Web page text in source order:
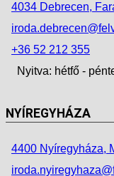
4034 Debrecen,
+36 52 212 355
Nyitva: hétfő -
NYÍREGYHÁZA
4400 Nyíregyháza,